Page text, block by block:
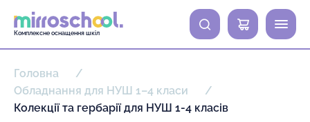
Комплексне оснащення шкіл
0
Головна
Обладнання для НУШ 1–4 класи
Колекції та гербарії для НУШ 1-4 класів